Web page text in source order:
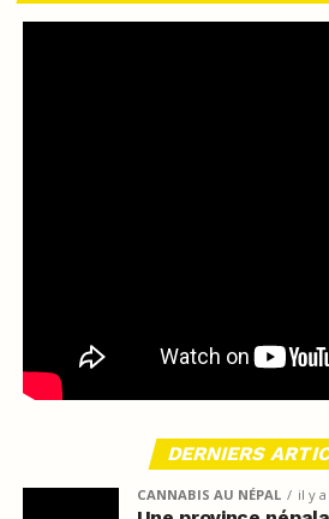
DERNIERS
CANNABIS AU NÉPAL il y